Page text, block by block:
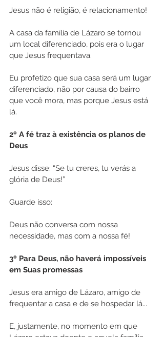
Jesus não é religião, é relacionamento!
A casa da família de Lázaro se tornou
um local diferenciado, pois era o lugar
que Jesus frequentava.
Eu profetizo que sua casa será um lugar
diferenciado, não por causa do bairro
que você mora, mas porque Jesus está
lá.
2º A fé traz à existência os planos de
Deus
Jesus disse: “Se tu creres, tu verás a
glória de Deus!”
Guarde isso:
Deus não conversa com nossa
necessidade, mas com a nossa fé!
3º Para Deus, não haverá impossíveis
em Suas promessas
Jesus era amigo de Lázaro, amigo de
frequentar a casa e de se hospedar lá...
E, justamente, no momento em que